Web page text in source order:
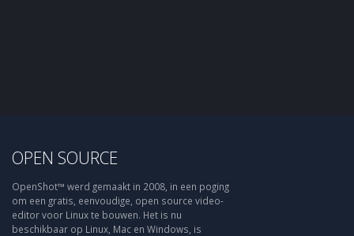
OPEN SOURCE
OpenShot™ werd gemaakt in 2008, in een poging
om een gratis, eenvoudige, open source video-
editor voor Linux te bouwen. Het is nu
beschikbaar op Linux, Mac en Windows, is